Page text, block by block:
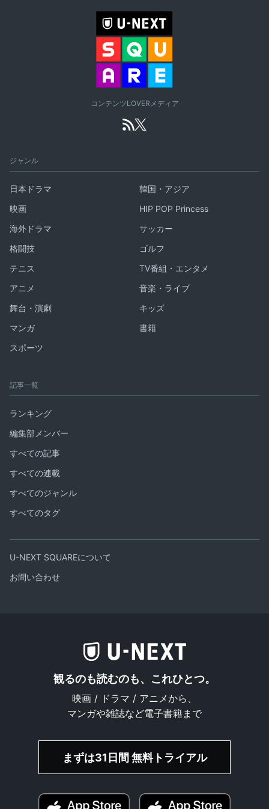
コンテンツLOVERメディア
ジャンル
日本ドラマ
韓国・アジア
映画
HIP POP Princess
海外ドラマ
サッカー
格闘技
ゴルフ
テニス
TV番組・エンタメ
アニメ
音楽・ライブ
舞台・演劇
キッズ
マンガ
書籍
スポーツ
記事一覧
ランキング
編集部メンバー
すべての記事
すべての連載
すべてのジャンル
すべてのタグ
U-NEXT SQUAREについて
お問い合わせ
観るのも読むのも、これひとつ。
映画 / ドラマ / アニメから、
マンガや雑誌など電子書籍まで
まずは31日間 無料トライアル